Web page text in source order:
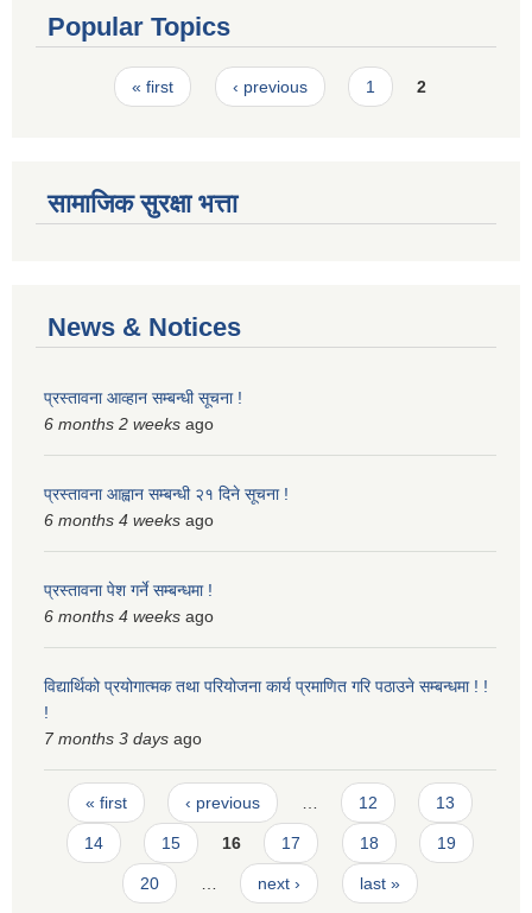
Popular Topics
Pages« first ‹ previous 1 2
सामाजिक सुरक्षा भत्ता
News & Notices
प्रस्तावना आव्हान सम्बन्धी सूचना !
6 months 2 weeks ago
प्रस्तावना आह्वान सम्बन्धी २१ दिने सूचना !
6 months 4 weeks ago
प्रस्तावना पेश गर्ने सम्बन्धमा !
6 months 4 weeks ago
विद्यार्थिको प्रयोगात्मक तथा परियोजना कार्य प्रमाणित गरि पठाउने सम्बन्धमा ! !
!
7 months 3 days ago
Pages
« first ‹ previous … 12 13
14 15 16 17 18 19
20 … next › last »